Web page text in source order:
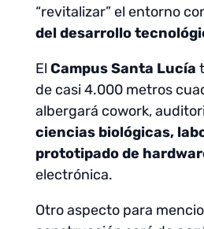
“revitalizar” el entorno
del desarrollo
El Campus Santa Lucía
de casi 4.000 metros
albergará cowork,
ciencias biológicas,
prototipado de
electrónica.
Otro aspecto para